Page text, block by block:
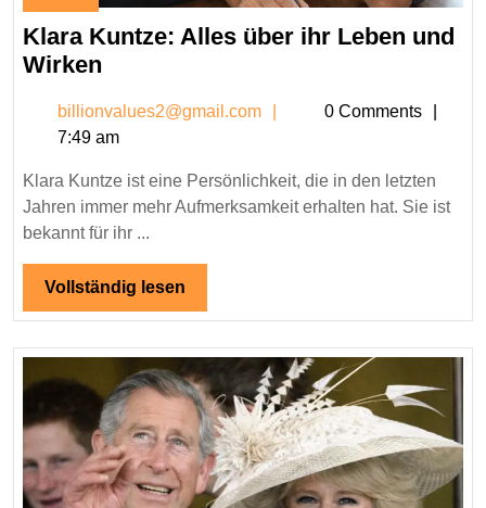
29,
2026
Klara Kuntze: Alles über ihr Leben und
Wirken
Alles
über
ihr
Leben
und
Wirken
billionvalues2@gmail.com
0 Comments
7:49 am
Klara Kuntze ist eine Persönlichkeit, die in den letzten
Jahren immer mehr Aufmerksamkeit erhalten hat. Sie ist
bekannt für ihr ...
Vollständig lesen
lesen